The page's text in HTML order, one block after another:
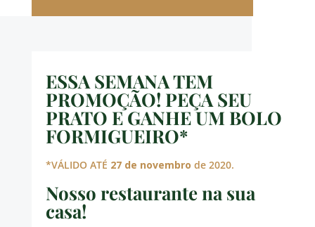
ESSA SEMANA TEM
PROMOÇÃO! PEÇA SEU
PRATO E GANHE UM BOLO
FORMIGUEIRO*
*VÁLIDO ATÉ 27 de novembro de 2020.
Nosso restaurante na sua
casa!